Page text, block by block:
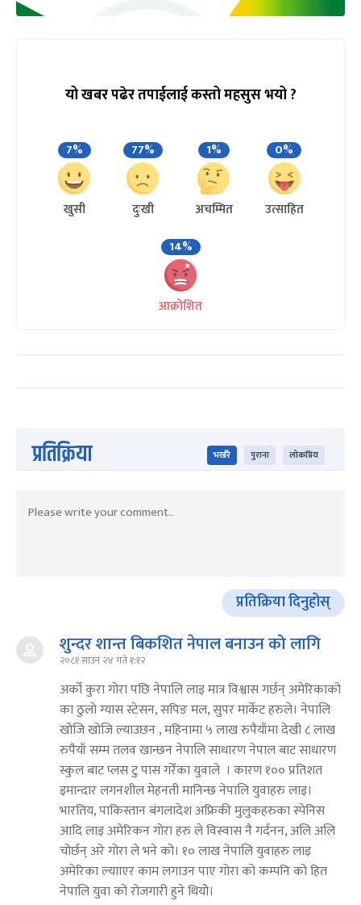
यो खबर पढेर तपाईलाई कस्तो महसुस भयो ?
7%
खुसी
77%
दुःखी
1%
अचम्मित
0%
उत्साहित
14%
आक्रोशित
प्रतिक्रिया भर्खरै पुराना लोकप्रिय
प्रतिक्रिया दिनुहोस्
शुन्दर शान्त बिकशित नेपाल बनाउन को लागि
२०८१ साउन २४ गते १:१२
अर्को कुरा गोरा पछि नेपालि लाइ मात्र विश्वास गर्छन् अमेरिकाको
का ठुलाे ग्यास स्टेसन, सपिङ मल, सुपर मार्केट हरुले। नेपालि
खोजि खोजि ल्याउछन , महिनामा ५ लाख रुपैयाँमा देखी ८ लाख
रुपैयाँ सम्म तलव खान्छन नेपालि साधारण नेपाल बाट साधारण
स्कुल बाट प्लस टु पास गरेँका युवाले ‌ । कारण १०० प्रतिशत
इमान्दार लगनशील मेहनती मानिन्छ नेपालि युवाहरु लाइ।
भारतिय, पाकिस्तान बंगलादेश अफ्रिकी मुलुकहरुका स्पेनिस
आदि लाइ अमेरिकन गोरा हरु ले विस्वास नै गर्दनन, अलि अलि
चोर्छन् अरे गोरा ले भने को। १० लाख नेपालि युवाहरु लाइ
अमेरिका ल्यााएर काम लगाउन पाए गोरा को कम्पनि को हित
नेपालि युवा को रोजगारी हुने थियोे।